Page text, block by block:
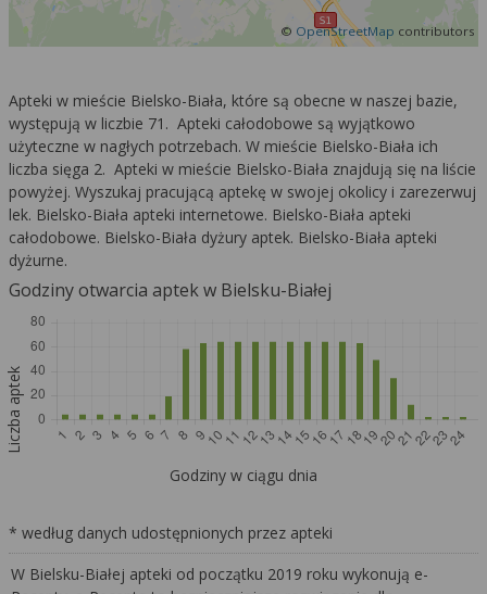
© OpenStreetMap contributors
Apteki w mieście Bielsko-Biała, które są obecne w naszej bazie,
występują w liczbie 71. Apteki całodobowe są wyjątkowo
użyteczne w nagłych potrzebach. W mieście Bielsko-Biała ich
liczba sięga 2. Apteki w mieście Bielsko-Biała znajdują się na liście
powyżej. Wyszukaj pracującą aptekę w swojej okolicy i zarezerwuj
lek. Bielsko-Biała apteki internetowe. Bielsko-Biała apteki
całodobowe. Bielsko-Biała dyżury aptek. Bielsko-Biała apteki
dyżurne.
Godziny otwarcia aptek w Bielsku-Białej
Liczba aptek
Godziny w ciągu dnia
* według danych udostępnionych przez apteki
W Bielsku-Białej apteki od początku 2019 roku wykonują e-